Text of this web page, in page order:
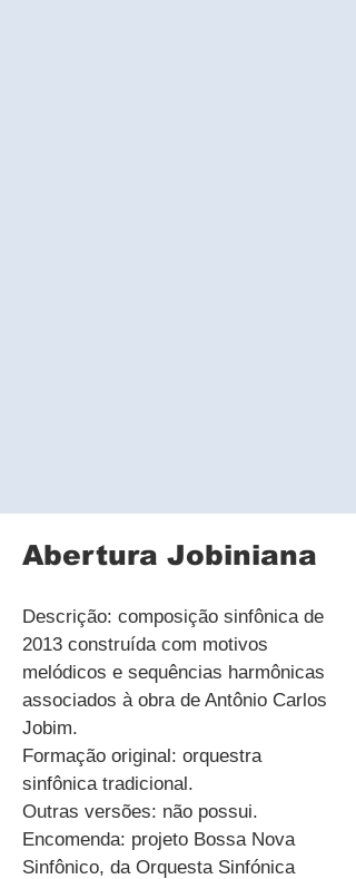
Abertura Jobiniana
Descrição: composição sinfônica de
2013 construída com motivos
melódicos e sequências harmônicas
associados à obra de Antônio Carlos
Jobim.
Formação original: orquestra
sinfônica tradicional.
Outras versões: não possui.
Encomenda: projeto Bossa Nova
Sinfônico, da Orquesta Sinfónica